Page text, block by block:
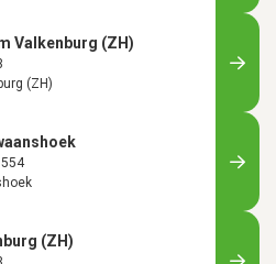
Valkenburg (ZH)
(ZH)
(ZH)